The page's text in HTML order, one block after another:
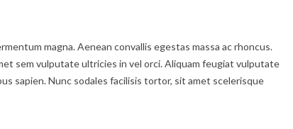
magna. Aenean convallis egestas massa ac rhoncus.
sem vulputate ultricies in vel orci. Aliquam feugiat vulputate
sapien. Nunc sodales facilisis tortor, sit amet scelerisque